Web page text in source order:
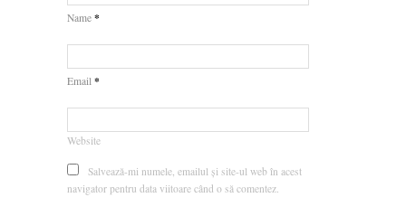
Name *
Email *
Website
Salvează-mi numele, emailul și site-ul web în acest
navigator pentru data viitoare când o să comentez.